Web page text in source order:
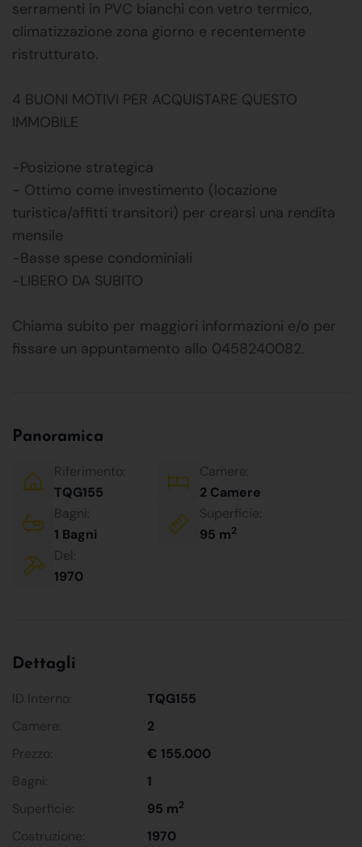
serramenti in PVC bianchi con vetro termico,
climatizzazione zona giorno e recentemente
ristrutturato.
4 BUONI MOTIVI PER ACQUISTARE QUESTO
IMMOBILE
-Posizione strategica
- Ottimo come investimento (locazione
turistica/affitti transitori) per crearsi una rendita
mensile
-Basse spese condominiali
-LIBERO DA SUBITO
Chiama subito per maggiori informazioni e/o per
fissare un appuntamento allo 0458240082.
Panoramica
Riferimento:
TQG155
Camere:
2 Camere
Bagni:
1 Bagni
Superficie:
95 m2
Del:
1970
Dettagli
ID Interno:
TQG155
Camere:
2
Prezzo:
€ 155.000
Bagni:
1
Superficie:
95 m2
Costruzione: 1970